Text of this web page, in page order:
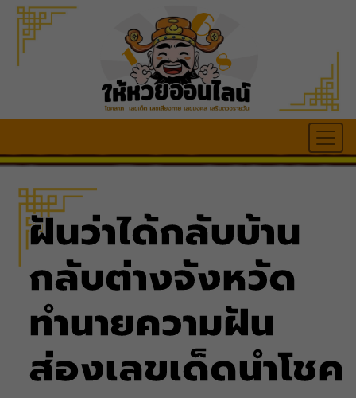
ฝันว่าได้กลับบ้าน
กลับต่างจังหวัด
ทำนายความฝัน
ส่องเลขเด็ดนำโชค